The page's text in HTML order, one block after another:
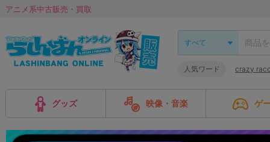
アニメ系中古販売・買取
人気ワード crazy
グッズ 映像・音楽 ゲ